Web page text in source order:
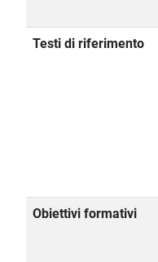
Testi di riferimento
Obiettivi formativi